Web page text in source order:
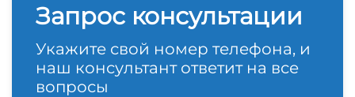
Запрос консультации
Укажите свой номер телефона, и
наш консультант ответит на все
вопросы